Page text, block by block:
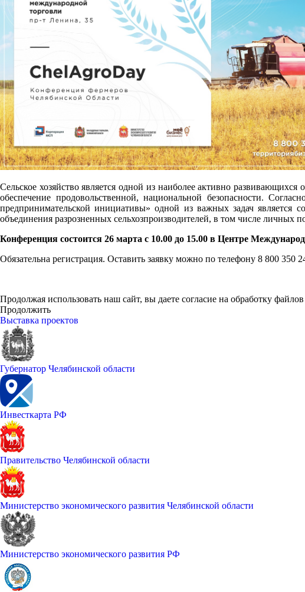
Сельское хозяйство является одной из наиболее активно
обеспечение продовольственной, национальной безопасности.
предпринимательской инициативы» одной из важных задач является
объединения разрозненных сельхозпроизводителей, в том числе личных
Конференция состоится 26 марта с 10.00 до 15.00 в Центре
Обязательна регистрация. Оставить заявку можно по телефону 8 800 350
Продолжая использовать наш сайт, вы даете согласие на обработку
Продолжить
Выставка проектов
Губернатор Челябинской области
Инвесткарта РФ
Правительство Челябинской области
Министерство экономического развития Челябинской области
Министерство экономического развития РФ